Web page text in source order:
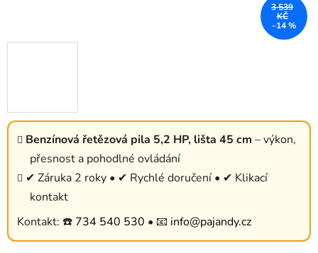
Benzínová řetězová pila 5,2 HP, lišta 45 cm – výkon,
přesnost a pohodlné ovládání
✔ Záruka 2 roky • ✔ Rychlé doručení • ✔ Klikací
kontakt
Kontakt: ☎️ 734 540 530 • 📧 info@pajandy.cz
3 539
KČ
–14 %